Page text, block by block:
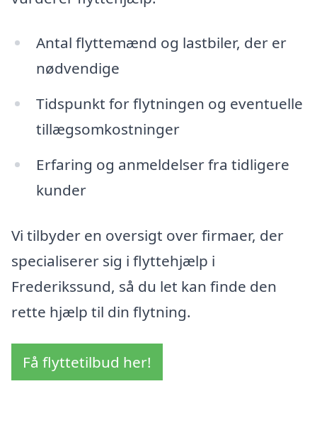
Antal flyttemænd og lastbiler, der er
nødvendige
Tidspunkt for flytningen og eventuelle
tillægsomkostninger
Erfaring og anmeldelser fra tidligere
kunder
Vi tilbyder en oversigt over firmaer, der
specialiserer sig i flyttehjælp i
Frederikssund, så du let kan finde den
rette hjælp til din flytning.
Få flyttetilbud her!